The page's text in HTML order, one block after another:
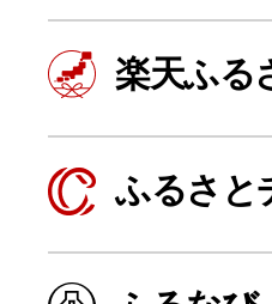
楽天ふる
ふるさと